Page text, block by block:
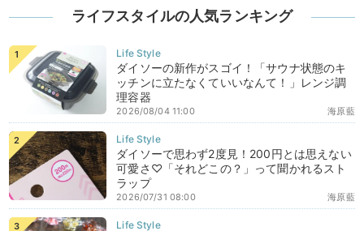
ライフスタイルの人気ランキング
ダイソーの新作がスゴイ！「サウナ状態のキ
ッチンに立たなくていいなんて！」レンジ調
理容器
海原藍
2026/08/04 11:00
ダイソーで思わず2度見！200円とは思えない
可愛さ♡「それどこの？」って聞かれるスト
ラップ
海原藍
2026/07/31 08:00